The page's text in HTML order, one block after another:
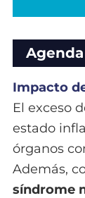
Impacto
El exceso
estado
órganos
Además,
síndrome